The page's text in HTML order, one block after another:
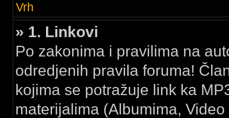
Vrh
» 1. Linkovi
Po zakonima i pravilima na
odredjenih pravila foruma!
kojima se potražuje link ka
materijalima (Albumima,